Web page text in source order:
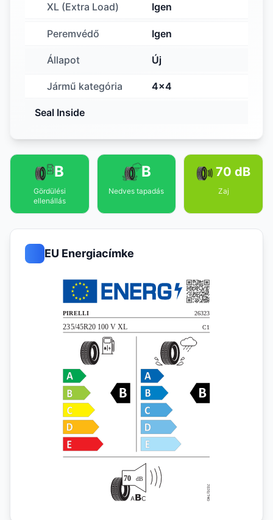
XL (Extra Load) Igen
Peremvédő Igen
Állapot Új
Jármű kategória 4x4
Seal Inside
B
Gördülési
ellenállás
B
Nedves tapadás
70 dB
Zaj
EU Energiacímke